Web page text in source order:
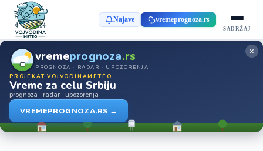
Najave vremeprognoza.rs
SADRŽAJ
vremeprognoza.rs
PROGNOZA · RADAR · UPOZORENJA
PROJEKAT VOJVODINAMETEO
Vreme za celu Srbiju
prognoza · radar · upozorenja
VREMEPROGNOZA.RS →
×